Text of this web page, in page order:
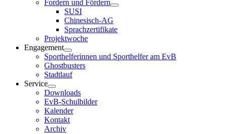
Fordern und Fördern
SUSI
Chinesisch-AG
Sprachzertifikate
Projektwoche
Engagement
Sporthelferinnen und Sporthelfer am EvB
Ghostbusters
Stadtlauf
Service
Downloads
EvB-Schulbilder
Kalender
Kontakt
Archiv